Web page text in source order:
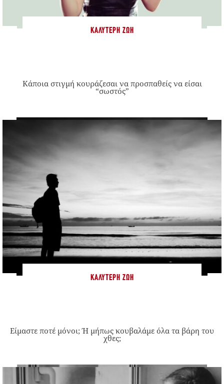
ΚΑΛΎΤΕΡΗ ΖΩΉ
Κάποια στιγμή κουράζεσαι να προσπαθείς να είσαι
“σωστός”
ΚΑΛΎΤΕΡΗ ΖΩΉ
Είμαστε ποτέ μόνοι; Ή μήπως κουβαλάμε όλα τα βάρη του
χθες;